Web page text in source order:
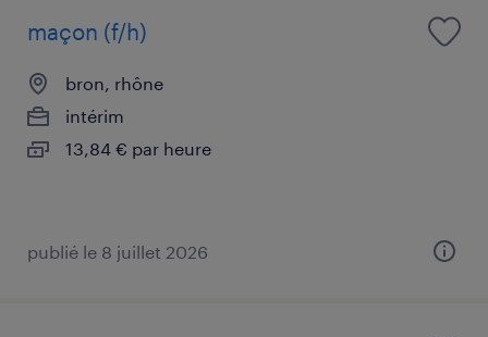
maçon (f/h)
bron, rhône
intérim
13,84 € par heure
publié le 8 juillet 2026